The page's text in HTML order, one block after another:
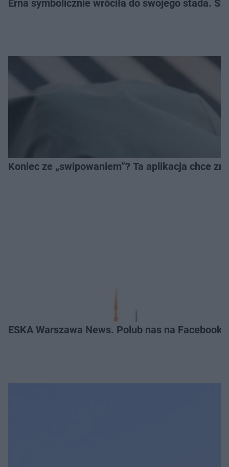
Erna symbolicznie wróciła do swojego stada.
Koniec ze „swipowaniem”? Ta aplikacja chce
ESKA Warszawa News. Polub nas na